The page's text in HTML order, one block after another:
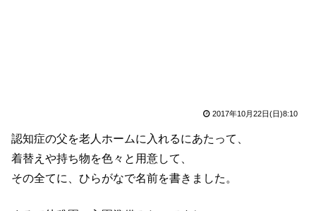
2017年10月22日(日)8:10
認知症の父を老人ホームに入れるにあたって、
着替えや持ち物を色々と用意して、
その全てに、ひらがなで名前を書きました。